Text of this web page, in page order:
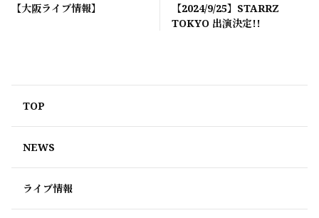
【大阪ライブ情報】
【2024/9/25】STARRZ
TOKYO 出演決定!!
TOP
NEWS
ライブ情報